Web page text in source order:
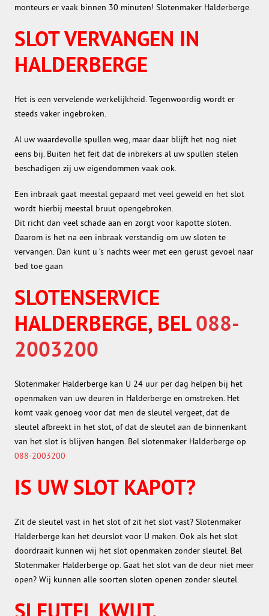
monteurs er vaak binnen 30 minuten! Slotenmaker Halderberge.
SLOT VERVANGEN IN
HALDERBERGE
Het is een vervelende werkelijkheid. Tegenwoordig wordt er
steeds vaker ingebroken.
Al uw waardevolle spullen weg, maar daar blijft het nog niet
eens bij. Buiten het feit dat de inbrekers al uw spullen stelen
beschadigen zij uw eigendommen vaak ook.
Een inbraak gaat meestal gepaard met veel geweld en het slot
wordt hierbij meestal bruut opengebroken.
Dit richt dan veel schade aan en zorgt voor kapotte sloten.
Daarom is het na een inbraak verstandig om uw sloten te
vervangen. Dan kunt u ‘s nachts weer met een gerust gevoel naar
bed toe gaan
SLOTENSERVICE
HALDERBERGE, BEL088-
2003200
Slotenmaker Halderberge kan U 24 uur per dag helpen bij het
openmaken van uw deuren in Halderberge en omstreken. Het
komt vaak genoeg voor dat men de sleutel vergeet, dat de
sleutel afbreekt in het slot, of dat de sleutel aan de binnenkant
van het slot is blijven hangen. Bel slotenmaker Halderberge op
088-2003200
IS UW SLOT KAPOT?
Zit de sleutel vast in het slot of zit het slot vast? Slotenmaker
Halderberge kan het deurslot voor U maken. Ook als het slot
doordraait kunnen wij het slot openmaken zonder sleutel. Bel
Slotenmaker Halderberge op. Gaat het slot van de deur niet meer
open? Wij kunnen alle soorten sloten openen zonder sleutel.